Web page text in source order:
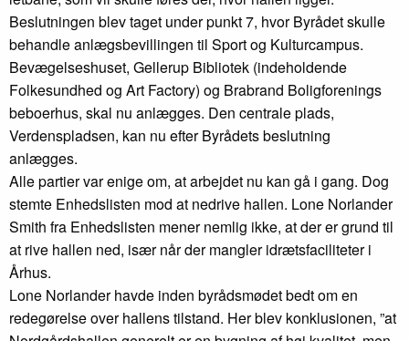
Beslutningen blev taget under punkt 7, hvor Byrådet skulle
behandle anlægsbevillingen til Sport og Kulturcampus.
Bevægelseshuset, Gellerup Bibliotek (indeholdende
Folkesundhed og Art Factory) og Brabrand Boligforenings
beboerhus, skal nu anlægges. Den centrale plads,
Verdenspladsen, kan nu efter Byrådets beslutning
anlægges.
Alle partier var enige om, at arbejdet nu kan gå i gang. Dog
stemte Enhedslisten mod at nedrive hallen. Lone Norlander
Smith fra Enhedslisten mener nemlig ikke, at der er grund til
at rive hallen ned, især når der mangler idrætsfaciliteter i
Århus.
Lone Norlander havde inden byrådsmødet bedt om en
redegørelse over hallens tilstand. Her blev konklusionen, ”at